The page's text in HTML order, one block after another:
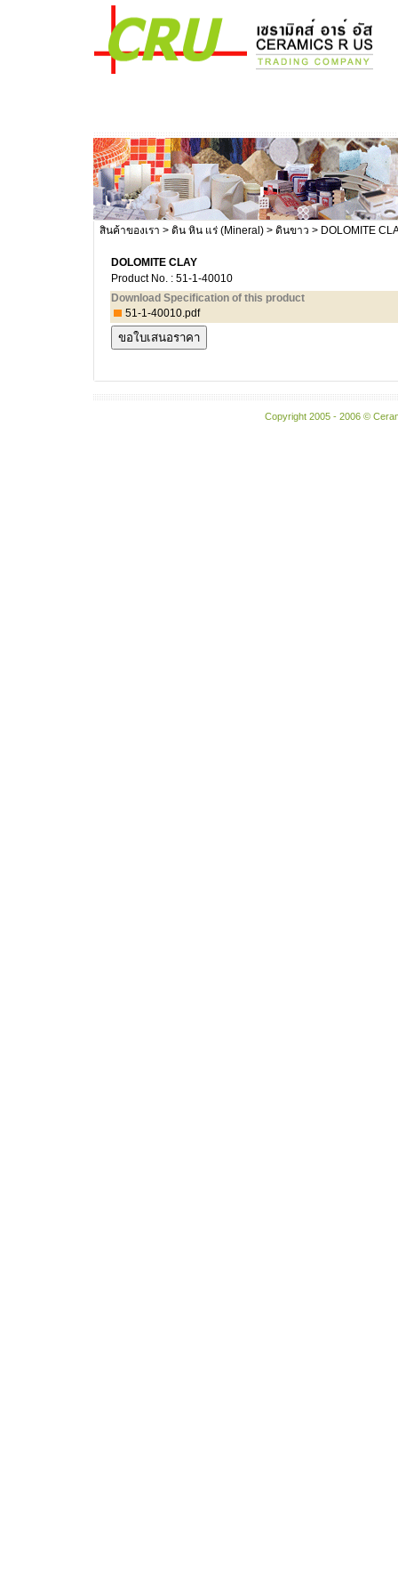
สินค้าของเรา > ดิน หิน แร่ (Mineral) > ดินขาว > DOLOMITE
DOLOMITE CLAY
Product No. : 51-1-40010
Download Specification of this product
51-1-40010.pdf
Copyright 2005 - 2006 ©